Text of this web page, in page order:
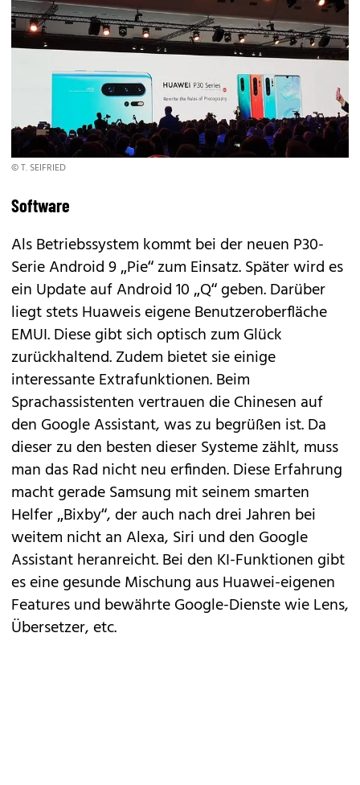
© T. SEIFRIED
Software
Als Betriebssystem kommt bei der neuen P30-
Serie Android 9 „Pie“ zum Einsatz. Später wird es
ein Update aufAndroid 10 „Q“geben. Darüber
liegt stets Huaweis eigene Benutzeroberfläche
EMUI. Diese gibt sich optisch zum Glück
zurückhaltend. Zudem bietet sie einige
interessante Extrafunktionen. Beim
Sprachassistenten vertrauen die Chinesen auf
den Google Assistant, was zu begrüßen ist. Da
dieser zu den besten dieser Systeme zählt, muss
man das Rad nicht neu erfinden. Diese Erfahrung
macht gerade Samsung mit seinem smarten
Helfer „Bixby“, der auch nach drei Jahren bei
weitem nicht an Alexa, Siri und den Google
Assistant heranreicht. Bei den KI-Funktionen gibt
es eine gesunde Mischung aus Huawei-eigenen
Features und bewährte Google-Dienste wie Lens,
Übersetzer, etc.